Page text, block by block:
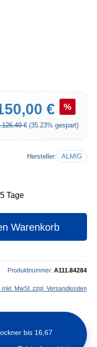
€ %
Preis:
€ (35.23% gespart)
Hersteller: ALMIG
Tage
Warenkorb
Produktnummer: A111.84284
inkl. MwSt. zzgl. Versandkosten
bis 16,67